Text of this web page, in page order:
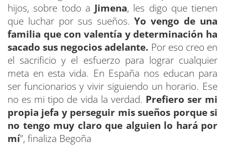
hijos, sobre todo a Jimena, les digo que tienen
que luchar por sus sueños.Yo vengo de una
familia que con valentía y determinación ha
sacado sus negocios adelante. Por eso creo en
el sacrificio y el esfuerzo para lograr cualquier
meta en esta vida. En España nos educan para
ser funcionarios y vivir siguiendo un horario. Ese
no es mi tipo de vida la verdad. Prefiero ser mi
propia jefa y perseguir mis sueños porque si
no tengo muy claro que alguien lo hará por
mí”, finaliza Begoña